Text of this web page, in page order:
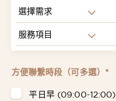
選擇需求
服務項目
方便聯繫時段（可多選）*
平日早 (09:00-12:00)